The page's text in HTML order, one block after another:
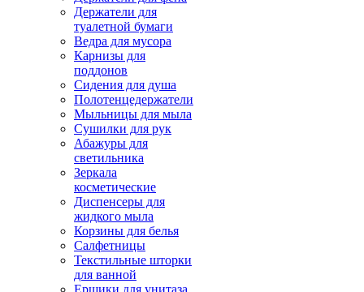
Держатели для
туалетной бумаги
Ведра для мусора
Карнизы для
поддонов
Сидения для душа
Полотенцедержатели
Мыльницы для мыла
Сушилки для рук
Абажуры для
светильника
Зеркала
косметические
Диспенсеры для
жидкого мыла
Корзины для белья
Салфетницы
Текстильные шторки
для ванной
Ершики для унитаза